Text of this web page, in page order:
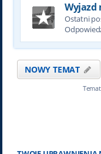
Wyjazd
Ostatni
NOWY TEMAT